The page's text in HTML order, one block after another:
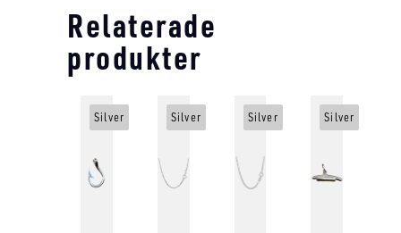
Relaterade
produkter
Silver Silver Silver Silver